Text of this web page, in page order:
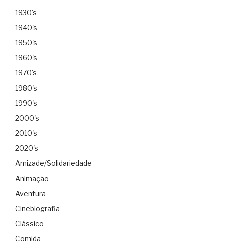
1930's
1940's
1950's
1960's
1970's
1980's
1990's
2000's
2010's
2020's
Amizade/Solidariedade
Animação
Aventura
Cinebiografia
Clássico
Comida